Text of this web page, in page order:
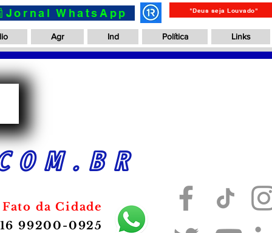
WhatsApp "Deus seja Louvado"
Agr Ind Política Links
da Cidade
16 99200-0925